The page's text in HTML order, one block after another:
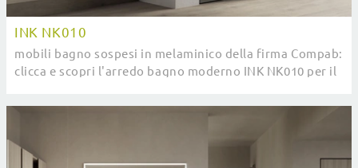
INK NK010
mobili bagno sospesi in melaminico della firma Compab:
clicca e scopri l'arredo bagno moderno INK NK010 per il